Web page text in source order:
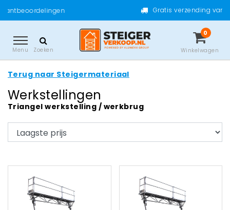
Gratis verzending vanaf €200,- excl. btw
Menu Zoeken
0
Winkelwagen
Terug naar Steigermateriaal
Werkstellingen
Triangel werkstelling / werkbrug